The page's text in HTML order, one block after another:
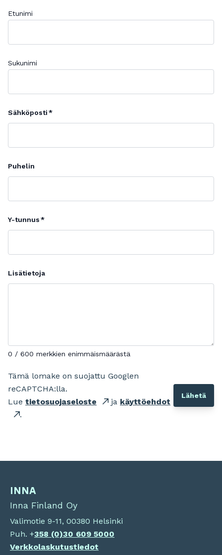
Etunimi
Sukunimi
Sähköposti
Puhelin
Y-tunnus
Lisätietoja
0 / 600 merkkien enimmäismäärästä
Tämä lomake on suojattu Googlen
reCAPTCHA:lla.
Lue tietosuojaseloste ja käyttöehdot
.
INNA
Inna Finland Oy
Valimotie 9-11, 00380 Helsinki
Puh. +358 (0)30 609 5000
Verkkolaskutustiedot